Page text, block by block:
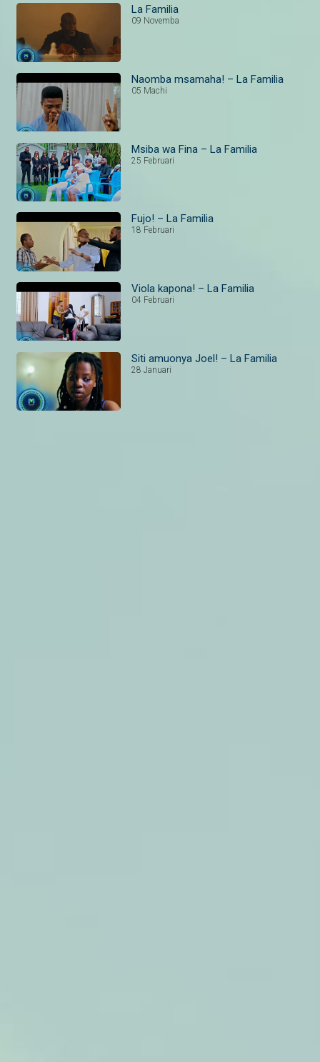
La Familia
09 Novemba
Naomba msamaha! – La Familia
05 Machi
Msiba wa Fina – La Familia
25 Februari
Fujo! – La Familia
18 Februari
Viola kapona! – La Familia
04 Februari
Siti amuonya Joel! – La Familia
28 Januari